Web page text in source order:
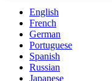
English
French
German
Portuguese
Spanish
Russian
Japanese